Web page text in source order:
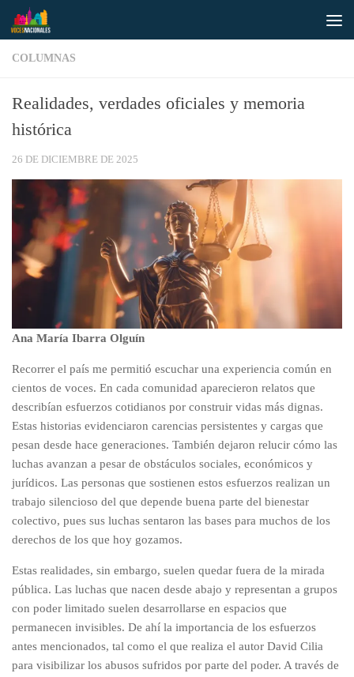
Saltar al contenido
COLUMNAS
Realidades, verdades oficiales y memoria
histórica
26 DE DICIEMBRE DE 2025
Ana María Ibarra Olguín
Recorrer el país me permitió escuchar una experiencia común en
cientos de voces. En cada comunidad aparecieron relatos que
describían esfuerzos cotidianos por construir vidas más dignas.
Estas historias evidenciaron carencias persistentes y cargas que
pesan desde hace generaciones. También dejaron relucir cómo las
luchas avanzan a pesar de obstáculos sociales, económicos y
jurídicos. Las personas que sostienen estos esfuerzos realizan un
trabajo silencioso del que depende buena parte del bienestar
colectivo, pues sus luchas sentaron las bases para muchos de los
derechos de los que hoy gozamos.
Estas realidades, sin embargo, suelen quedar fuera de la mirada
pública. Las luchas que nacen desde abajo y representan a grupos
con poder limitado suelen desarrollarse en espacios que
permanecen invisibles. De ahí la importancia de los esfuerzos
antes mencionados, tal como el que realiza el autor David Cilia
para visibilizar los abusos sufridos por parte del poder. A través de